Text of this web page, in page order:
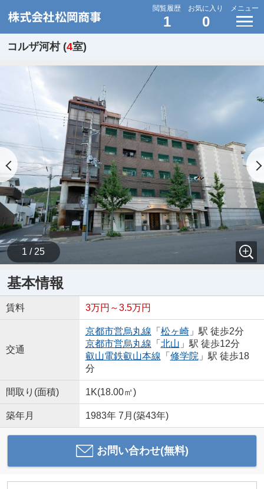
閲覧履歴
1
お気に入り
0
メニュー
コルザ河村 (4室)
1 / 25
基本情報
賃料 3万円～3.5万円
交通
京都市営烏丸線 「 松ヶ崎」駅 徒歩2分
京都市営烏丸線 「 北山 」駅 徒歩12分
叡山電鉄叡山本線 「 修学院 」駅 徒歩18
分
間取り(面積) 1K(18.00㎡)
築年月 1983年 7月(築43年)
お問い合わせ(無料)